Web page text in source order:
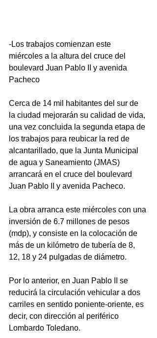
-Los trabajos comienzan este
miércoles a la altura del cruce del
boulevard Juan Pablo II y avenida
Pacheco
Cerca de 14 mil habitantes del sur de
la ciudad mejorarán su calidad de vida,
una vez concluida la segunda etapa de
los trabajos para reubicar la red de
alcantarillado, que la Junta Municipal
de agua y Saneamiento (JMAS)
arrancará en el cruce del boulevard
Juan Pablo II y avenida Pacheco.
La obra arranca este miércoles con una
inversión de 6.7 millones de pesos
(mdp), y consiste en la colocación de
más de un kilómetro de tubería de 8,
12, 18 y 24 pulgadas de diámetro.
Por lo anterior, en Juan Pablo II se
reducirá la circulación vehicular a dos
carriles en sentido poniente-oriente, es
decir, con dirección al periférico
Lombardo Toledano.